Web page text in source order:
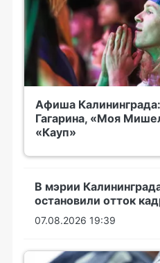
Афиша
Гагарина, «Моя
«Кауп»
В мэрии
остановили отток
07.08.2026 19:39